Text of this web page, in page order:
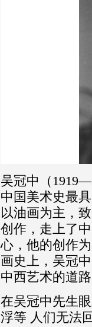
吴冠中
（
中国美术史最
以油画为主，
创作，走上了
心，他的创作
画史上，吴冠
中西艺术的道
在吴冠中先生
浮等 人们无法